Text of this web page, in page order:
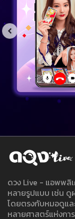
ดวง Live - แอพพลิ
หลายรูปแบบ เช่น
โดยตรงกับหมอดูแ
หลายศาสตร์แห่งกา